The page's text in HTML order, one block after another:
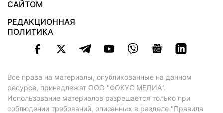
САЙТОМ
РЕДАКЦИОННАЯ
ПОЛИТИКА
Все права на материалы, опубликованные на данном
ресурсе, принадлежат ООО "ФОКУС МЕДИА".
Использование материалов разрешается только при
соблюдении требований, описанных в разделе "Правила